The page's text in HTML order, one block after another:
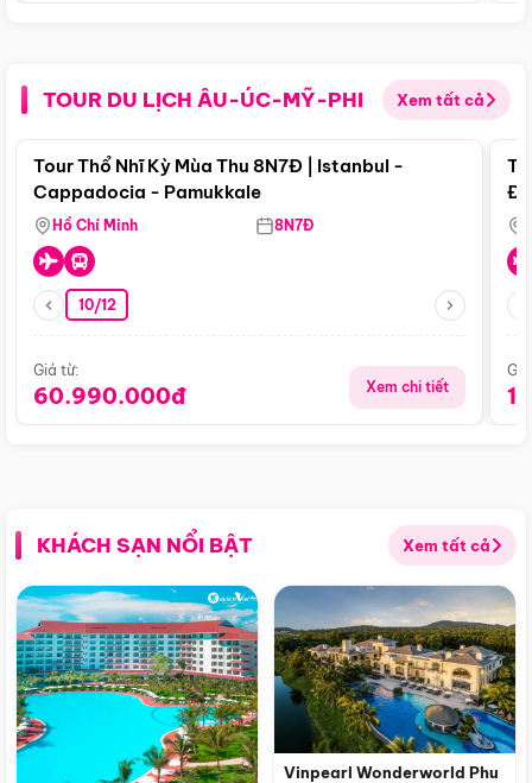
TOUR DU LỊCH ÂU-ÚC-MỸ-PHI Xem tất cả
Điểm nổi bật
Tour Thổ Nhĩ Kỳ Mùa Thu 8N7Đ | Istanbul -
Cappadocia - Pamukkale
Hồ Chí Minh 8N7Đ
10/12
Giá từ:
60.990.000đ Xem chi tiết
KHÁCH SẠN NỔI BẬT Xem tất cả
Vinpearl Wonderworld Phu